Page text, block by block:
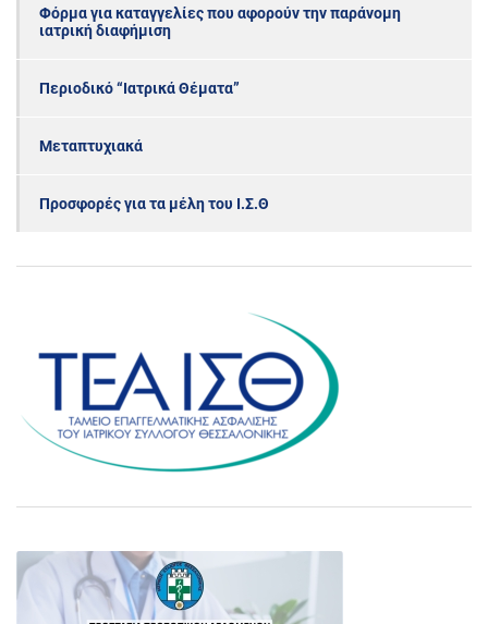
Φόρμα για καταγγελίες που αφορούν την παράνομη
ιατρική διαφήμιση
Περιοδικό “Ιατρικά Θέματα”
Μεταπτυχιακά
Προσφορές για τα μέλη του Ι.Σ.Θ